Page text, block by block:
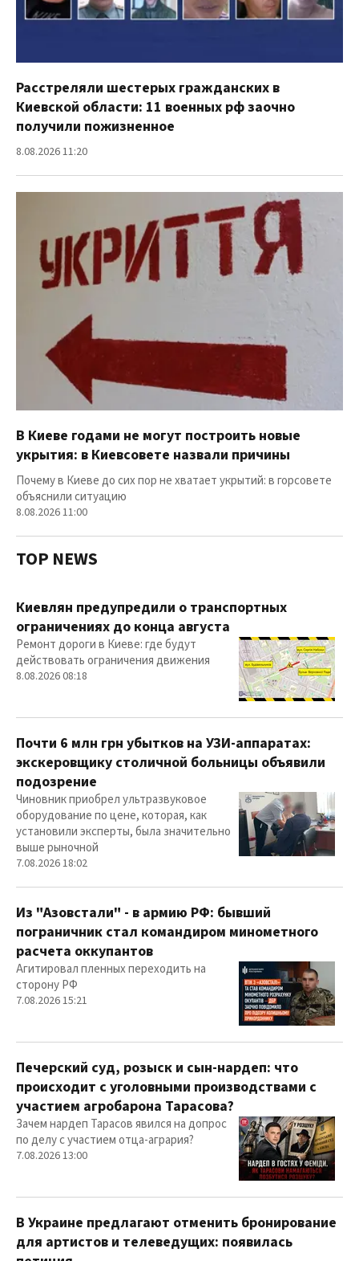
Расстреляли шестерых гражданских в
Киевской области: 11 военных рф заочно
получили пожизненное
8.08.2026 11:20
В Киеве годами не могут построить новые
укрытия: в Киевсовете назвали причины
Почему в Киеве до сих пор не хватает укрытий: в горсовете
объяснили ситуацию
8.08.2026 11:00
TOP NEWS
Киевлян предупредили о транспортных
ограничениях до конца августа
Ремонт дороги в Киеве: где будут
действовать ограничения движения
8.08.2026 08:18
Почти 6 млн грн убытков на УЗИ-аппаратах:
экскеровщику столичной больницы объявили
подозрение
Чиновник приобрел ультразвуковое
оборудование по цене, которая, как
установили эксперты, была значительно
выше рыночной
7.08.2026 18:02
Из "Азовстали" - в армию РФ: бывший
пограничник стал командиром минометного
расчета оккупантов
Агитировал пленных переходить на
сторону РФ
7.08.2026 15:21
Печерский суд, розыск и сын-нардеп: что
происходит с уголовными производствами с
участием агробарона Тарасова?
Зачем нардеп Тарасов явился на допрос
по делу с участием отца-агрария?
7.08.2026 13:00
В Украине предлагают отменить бронирование
для артистов и телеведущих: появилась